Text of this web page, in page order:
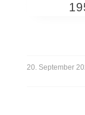
20. September